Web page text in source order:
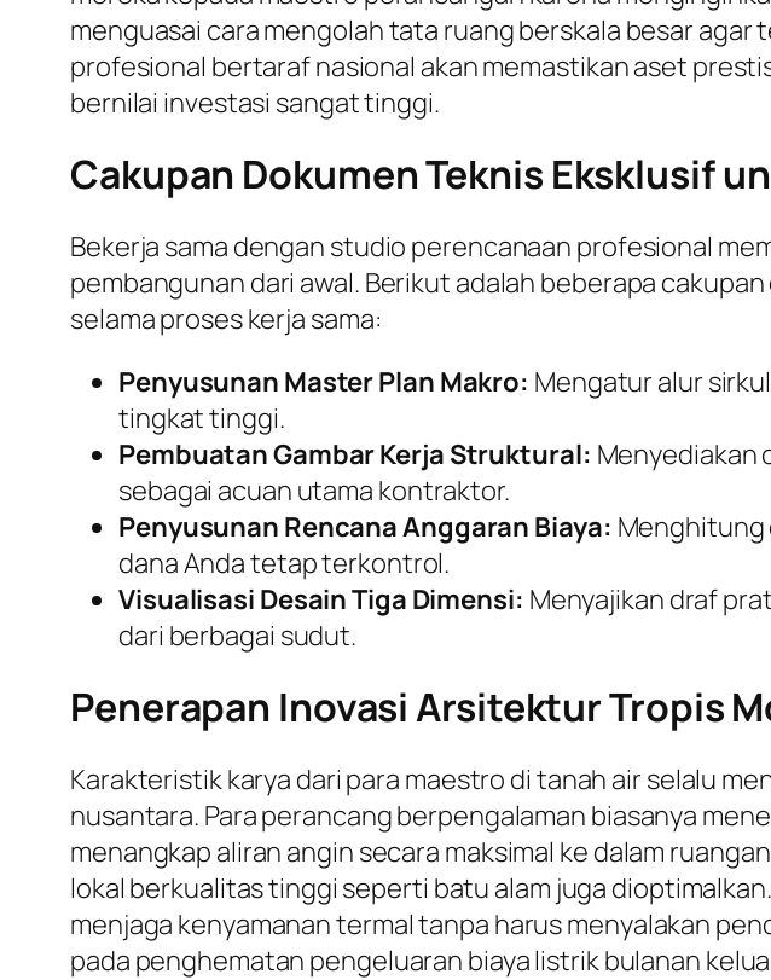
menguasai cara mengolah tata ruang berskala besar
profesional bertaraf nasional akan memastikan aset
bernilai investasi sangat tinggi.
Cakupan Dokumen Teknis Eksklusif
Bekerja sama dengan studio perencanaan profesional
pembangunan dari awal. Berikut adalah beberapa
selama proses kerja sama:
Penyusunan Master Plan Makro: Mengatur alur
tingkat tinggi.
Pembuatan Gambar Kerja Struktural: Menyediakan
sebagai acuan utama kontraktor.
Penyusunan Rencana Anggaran Biaya: Menghitung
dana Anda tetap terkontrol.
Visualisasi Desain Tiga Dimensi: Menyajikan draf
dari berbagai sudut.
Penerapan Inovasi Arsitektur Tropis
Karakteristik karya dari para maestro di tanah air selalu
nusantara. Para perancang berpengalaman biasanya
menangkap aliran angin secara maksimal ke dalam
lokal berkualitas tinggi seperti batu alam juga
menjaga kenyamanan termal tanpa harus menyalakan
pada penghematan pengeluaran biaya listrik bulanan